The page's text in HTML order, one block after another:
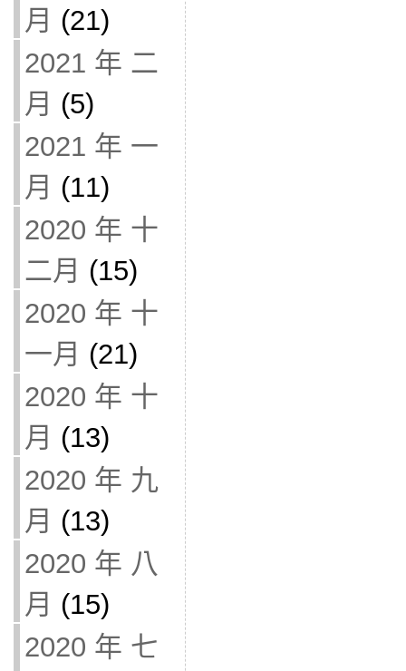
月 (21)
2021 年 二
月 (5)
2021 年 一
月 (11)
2020 年 十
二月 (15)
2020 年 十
一月 (21)
2020 年 十
月 (13)
2020 年 九
月 (13)
2020 年 八
月 (15)
2020 年 七